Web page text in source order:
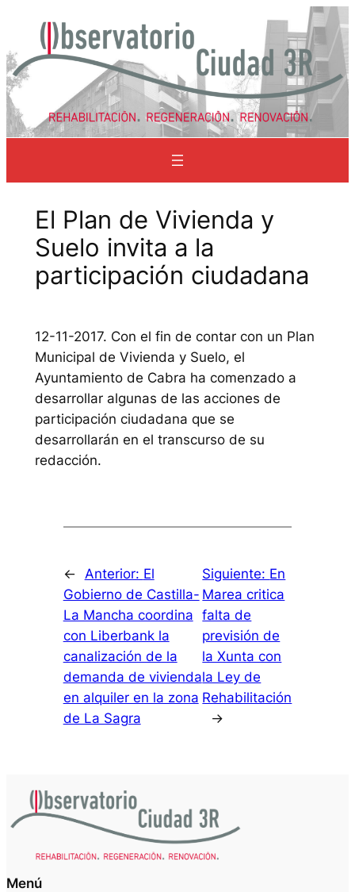
contenido
El Plan de Vivienda y
Suelo invita a la
participación ciudadana
12-11-2017. Con el fin de contar con un Plan
Municipal de Vivienda y Suelo, el
Ayuntamiento de Cabra ha comenzado a
desarrollar algunas de las acciones de
participación ciudadana que se
desarrollarán en el transcurso de su
redacción.
← Anterior: El
Gobierno de Castilla-
La Mancha coordina
con Liberbank la
canalización de la
demanda de vivienda
en alquiler en la zona
de La Sagra
Siguiente: En
Marea critica
falta de
previsión de
la Xunta con
la Ley de
Rehabilitación
→
Menú